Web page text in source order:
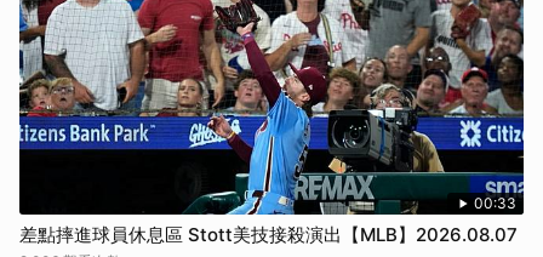
00:33
差點摔進球員休息區 Stott美技接殺演出【MLB】2026.08.07